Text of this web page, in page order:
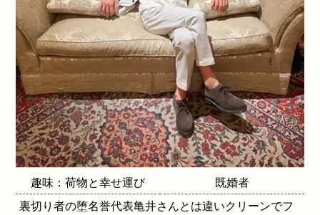
趣味：荷物と幸せ運び
既婚者
裏切り者の堕名誉代表亀井さんとは違いクリーンでフ